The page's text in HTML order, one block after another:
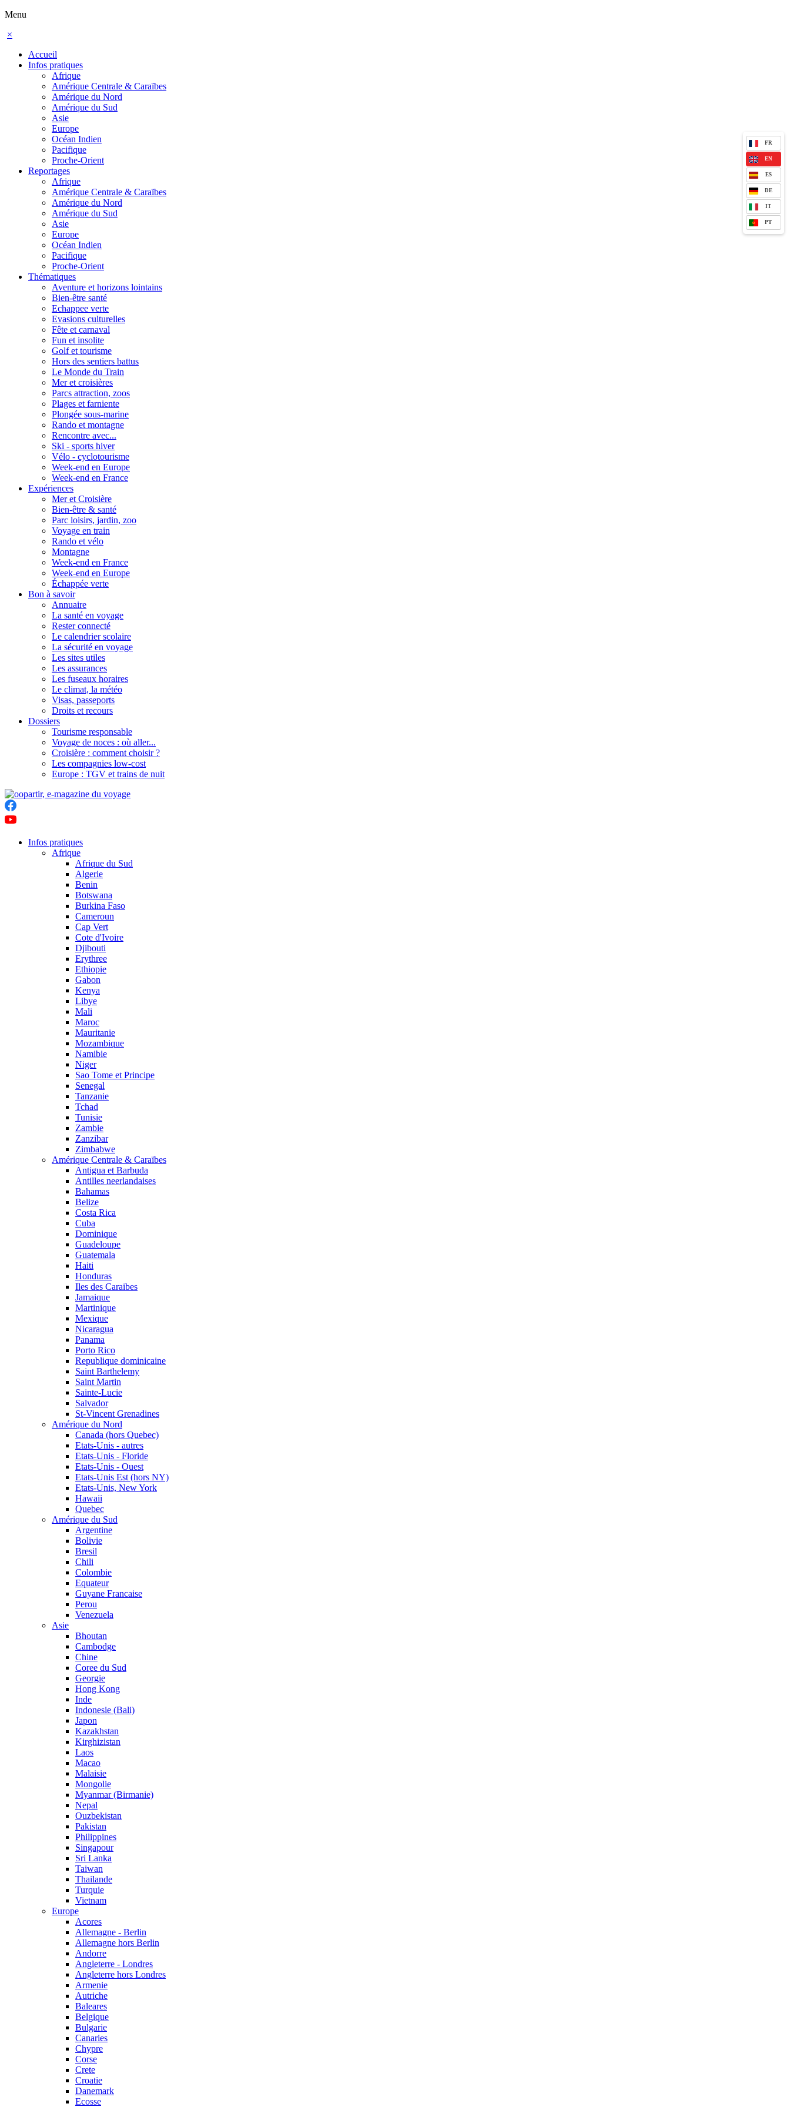
Menu
×
Accueil
Infos pratiques
Afrique
Amérique Centrale & Caraïbes
Amérique du Nord
Amérique du Sud
Asie
Europe
Océan Indien
Pacifique
Proche-Orient
Reportages
Afrique
Amérique Centrale & Caraïbes
Amérique du Nord
Amérique du Sud
Asie
Europe
Océan Indien
Pacifique
Proche-Orient
Thématiques
Aventure et horizons lointains
Bien-être santé
Echappee verte
Evasions culturelles
Fête et carnaval
Fun et insolite
Golf et tourisme
Hors des sentiers battus
Le Monde du Train
Mer et croisières
Parcs attraction, zoos
Plages et farniente
Plongée sous-marine
Rando et montagne
Rencontre avec...
Ski - sports hiver
Vélo - cyclotourisme
Week-end en Europe
Week-end en France
Expériences
Mer et Croisière
Bien-être & santé
Parc loisirs, jardin, zoo
Voyage en train
Rando et vélo
Montagne
Week-end en France
Week-end en Europe
Échappée verte
Bon à savoir
Annuaire
La santé en voyage
Rester connecté
Le calendrier scolaire
La sécurité en voyage
Les sites utiles
Les assurances
Les fuseaux horaires
Le climat, la météo
Visas, passeports
Droits et recours
Dossiers
Tourisme responsable
Voyage de noces : où aller...
Croisière : comment choisir ?
Les compagnies low-cost
Europe : TGV et trains de nuit
FR
EN
ES
DE
IT
PT
Infos pratiques
Afrique
Afrique du Sud
Algerie
Benin
Botswana
Burkina Faso
Cameroun
Cap Vert
Cote d'Ivoire
Djibouti
Erythree
Ethiopie
Gabon
Kenya
Libye
Mali
Maroc
Mauritanie
Mozambique
Namibie
Niger
Sao Tome et Principe
Senegal
Tanzanie
Tchad
Tunisie
Zambie
Zanzibar
Zimbabwe
Amérique Centrale & Caraïbes
Antigua et Barbuda
Antilles neerlandaises
Bahamas
Belize
Costa Rica
Cuba
Dominique
Guadeloupe
Guatemala
Haiti
Honduras
Iles des Caraibes
Jamaique
Martinique
Mexique
Nicaragua
Panama
Porto Rico
Republique dominicaine
Saint Barthelemy
Saint Martin
Sainte-Lucie
Salvador
St-Vincent Grenadines
Amérique du Nord
Canada (hors Quebec)
Etats-Unis - autres
Etats-Unis - Floride
Etats-Unis - Ouest
Etats-Unis Est (hors NY)
Etats-Unis, New York
Hawaii
Quebec
Amérique du Sud
Argentine
Bolivie
Bresil
Chili
Colombie
Equateur
Guyane Francaise
Perou
Venezuela
Asie
Bhoutan
Cambodge
Chine
Coree du Sud
Georgie
Hong Kong
Inde
Indonesie (Bali)
Japon
Kazakhstan
Kirghizistan
Laos
Macao
Malaisie
Mongolie
Myanmar (Birmanie)
Nepal
Ouzbekistan
Pakistan
Philippines
Singapour
Sri Lanka
Taiwan
Thailande
Turquie
Vietnam
Europe
Acores
Allemagne - Berlin
Allemagne hors Berlin
Andorre
Angleterre - Londres
Angleterre hors Londres
Armenie
Autriche
Baleares
Belgique
Bulgarie
Canaries
Chypre
Corse
Crete
Croatie
Danemark
Ecosse